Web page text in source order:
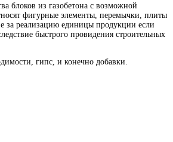
блоков из газобетона с возможной
фигурные элементы, перемычки, плиты
за реализацию единицы продукции если
быстрого провидения строительных
гипс, и конечно добавки.